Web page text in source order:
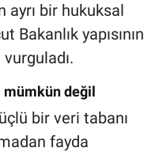
ayrı bir hukuksal
yapısının
vurguladı.
mümkün değil
bir veri tabanı
fayda